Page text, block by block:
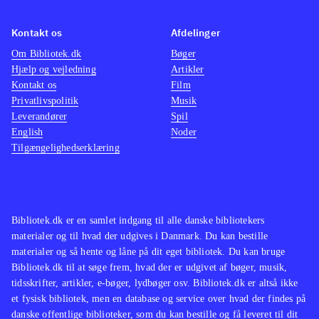
Der er udelukkende mulighed for
singleplayer og ingen onlinefunktion.
Spillet kan gennemføres på 6-7 timer
I opbygning, plot og grafik ligner
spillet andre Springdale-spil som fx
Ud over engene og Over stok og
før. Spillet bidrager ikke med nyt til
genren, men er bestemt et hyggeligt,
om end lidt kortvarigt, bekendtskab.
Bibliotek.dk er en samlet indgang til alle danske bibliotekers
materialer og til hvad der udgives i Danmark. Du kan bestille
materialer og så hente og låne på dit eget bibliotek. Du kan bruge
Bibliotek.dk til at søge frem, hvad der er udgivet af bøger, musik,
tidsskrifter, artikler, e-bøger, lydbøger osv. Bibliotek.dk er altså ikke
et fysisk bibliotek, men en database og service over hvad der findes på
danske offentlige biblioteker, som du kan bestille og få leveret til dit
Kontakt os
Om Bibliotek.dk
Hjælp og vejledning
Kontakt os
Privatlivspolitik
Leverandører
English
Tilgængelighedserklæring
Afdelinger
Bøger
Artikler
Film
Musik
Spil
Noder